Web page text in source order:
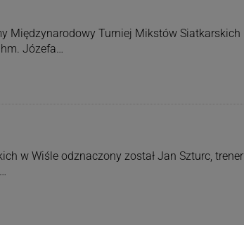
Międzynarodowy Turniej Mikstów Siatkarskich
Józefa…
w Wiśle odznaczony został Jan Szturc, trener